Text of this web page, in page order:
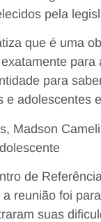
pela
que é uma
para
e adolescentes
Madson
de
reunião foi
suas